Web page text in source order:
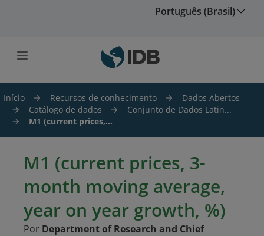
Português (Brasil)
Início Recursos de conhecimento
Dados Abertos
Catálogo de dados
Conjunto de Dados Latin...
M1 (current prices,...
M1 (current prices, 3-
month moving average,
year on year growth, %)
Por Department of Research and Chief